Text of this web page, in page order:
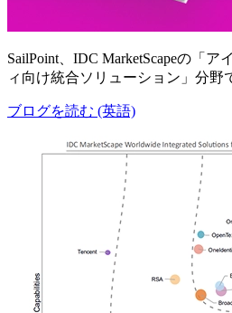
SailPoint、IDC MarketScapeの「
ィ向け統合ソリューション」分野
ブログを読む (英語)